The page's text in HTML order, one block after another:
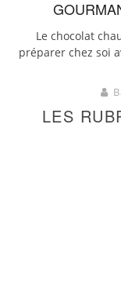
Le chocolat
préparer chez soi
LES